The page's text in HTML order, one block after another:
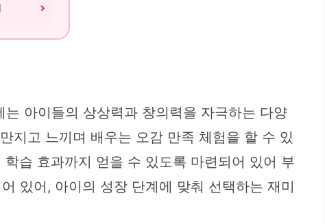
아이들의 상상력과 창의력을 자극하는 다양
지고 느끼며 배우는 오감 만족 체험을 할 수 있
습 효과까지 얻을 수 있도록 마련되어 있어 부
있어, 아이의 성장 단계에 맞춰 선택하는 재미